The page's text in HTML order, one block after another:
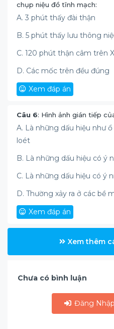
chụp niệu đồ tĩnh mạch:
A. 3 phút thấy đài thận
B. 5 phút thấy lưu thông
C. 120 phút thận câm trên
D. Các mốc trên đều đúng
Xem đáp án
Câu 6: Hình ảnh gián tiếp
A. Là những dấu hiệu như
loét
B. Là những dấu hiệu có ý
C. Là những dấu hiệu có ý
D. Thường xảy ra ở các bề
Xem đáp án
Xem thêm
Chưa có bình luận
Đăng Nhập